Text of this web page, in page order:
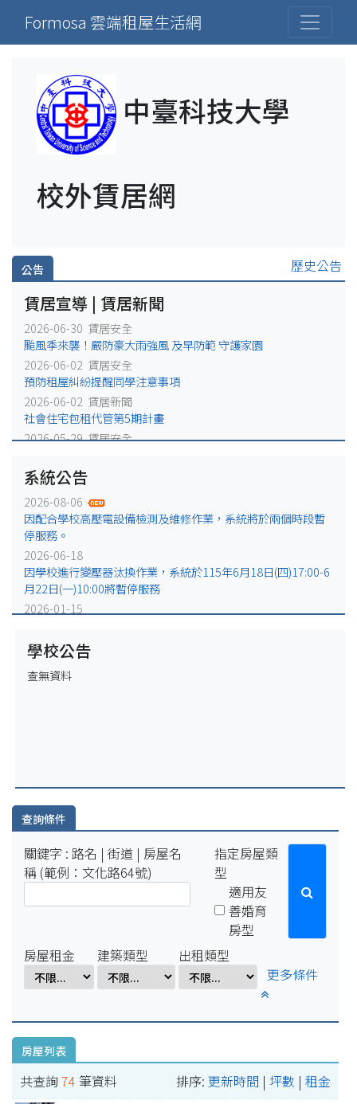
Formosa 雲端租屋生活網
中臺科技大學
校外賃居網
公告 歷史公告
賃居宣導 | 賃居新聞
2026-06-30 賃居安全
颱風季來襲！嚴防豪大雨強風 及早防範 守護家園
2026-06-02 賃居安全
預防租屋糾紛提醒同學注意事項
2026-06-02 賃居新聞
社會住宅包租代管第5期計畫
2026-05-29 賃居安全
2026-05-25 賃居安全
賃居退租注意事項
2026-05-18 賃居新聞
校外租屋租金補貼宣導公告
系統公告
2026-08-06
因配合學校高壓電設備檢測及維修作業，系統將於兩個時段暫
停服務。
2026-06-18
因學校進行變壓器汰換作業，系統於115年6月18日(四)17:00-6
月22日(一)10:00將暫停服務
2026-01-15
(五)17:00-1月19日(一)10:00將暫停服務
2025-12-31
因配合學校電力設備緊急維修作業，系統於115年1月2日
因配合學校電氣設備檢修作業，系統於114年4月1日(二)17:00-
4月7日(一)8:00將暫停服務。
學校公告
查無資料
查詢條件
關鍵字 : 路名 | 街道 | 房屋名
稱 (範例：文化路64號)
指定房屋類
型
適用友
善婚育
房型
房屋租金
建築類型
出租類型
更多條件
房屋列表
共查詢74 筆資料 排序: 更新時間 | 坪數 | 租金